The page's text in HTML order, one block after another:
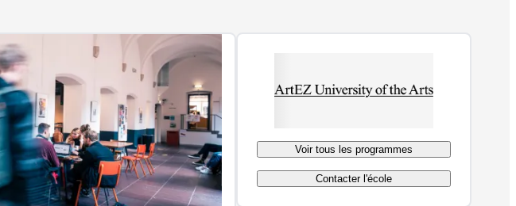
Voir tous les programmes
Contacter l'école